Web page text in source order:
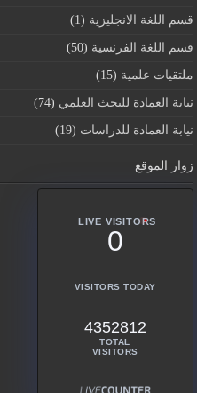
قسم اللغة الانجليزية (1)
قسم اللغة الفرنسية (50)
ملتقيات علمية (15)
نيابة العمادة للبحث العلمي (74)
نيابة العمادة للدراسات (19)
زوار الموقع
LIVE VISITORS
0
VISITORS TODAY
4352812
TOTAL
VISITORS